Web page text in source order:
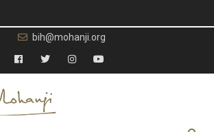
bih@mohanji.org
Facebook
TwitterInstagramYouTube